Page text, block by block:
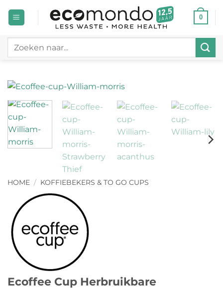
naar
0
Zoeken
HOME / KOFFIEBEKERS & TO GO CUPS
Ecoffee Cup Herbruikbare